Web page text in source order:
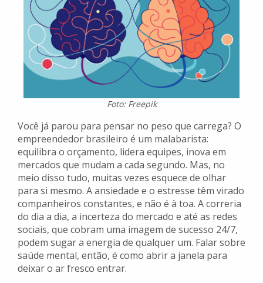
Foto: Freepik
Você já parou para pensar no peso que carrega? O
empreendedor brasileiro é um malabarista:
equilibra o orçamento, lidera equipes, inova em
mercados que mudam a cada segundo. Mas, no
meio disso tudo, muitas vezes esquece de olhar
para si mesmo. A ansiedade e o estresse têm virado
companheiros constantes, e não é à toa. A correria
do dia a dia, a incerteza do mercado e até as redes
sociais, que cobram uma imagem de sucesso 24/7,
podem sugar a energia de qualquer um. Falar sobre
saúde mental, então, é como abrir a janela para
deixar o ar fresco entrar.